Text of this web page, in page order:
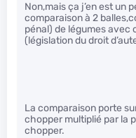
Non,mais ça j’en est un
comparaison à 2
pénal) de légumes avec
(législation du droit
La comparaison porte
chopper multiplié par la
chopper.